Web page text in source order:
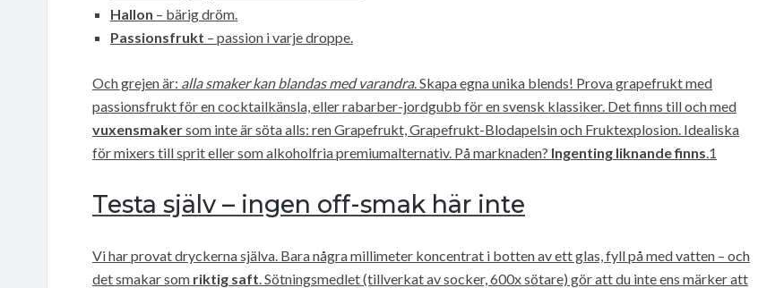
Hallon – bärig dröm.
Passionsfrukt – passion i varje droppe.
Och grejen är: alla smaker kan blandas med varandra. Skapa egna unika blends! Prova grapefrukt med
passionsfrukt för en cocktailkänsla, eller rabarber-jordgubb för en svensk klassiker. Det finns till och med
vuxensmakersom inte är söta alls: ren Grapefrukt, Grapefrukt-Blodapelsin och Fruktexplosion. Idealiska
för mixers till sprit eller som alkoholfria premiumalternativ. På marknaden? Ingenting liknande finns.1
Testa själv – ingen off-smak här inte
Vi har provat dryckerna själva. Bara några millimeter koncentrat i botten av ett glas, fyll på med vatten – och
det smakar som riktig saft. Sötningsmedlet (tillverkat av socker, 600x sötare) gör att du inte ens märker att